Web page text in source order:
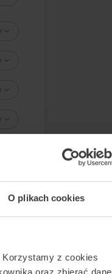
O plikach cookies
z cookies
oraz zbierać dane